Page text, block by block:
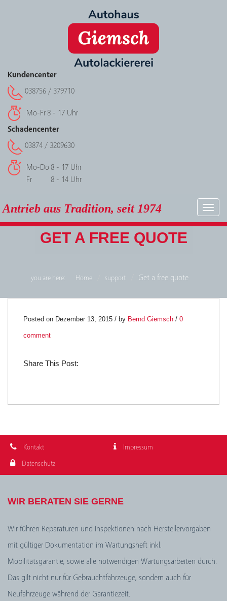
Kundencenter
038756 / 379710
Mo-Fr 8 - 17 Uhr
Schadencenter
03874 / 3209630
Mo-Do 8 - 17 Uhr
Fr
8 - 14 Uhr
Antrieb aus Tradition, seit 1974
GET A FREE QUOTE
you are here: Home support Get a free quote
13
DEZ.
0
Posted on Dezember 13, 2015 / by Bernd Giemsch / 0
comment
Share This Post:
Kontakt
Impressum
Datenschutz
WIR BERATEN SIE GERNE
Wir führen Reparaturen und Inspektionen nach Herstellervorgaben
mit gültiger Dokumentation im Wartungsheft inkl.
Mobilitätsgarantie, sowie alle notwendigen Wartungsarbeiten durch.
Das gilt nicht nur für Gebrauchtfahrzeuge, sondern auch für
Neufahrzeuge während der Garantiezeit.